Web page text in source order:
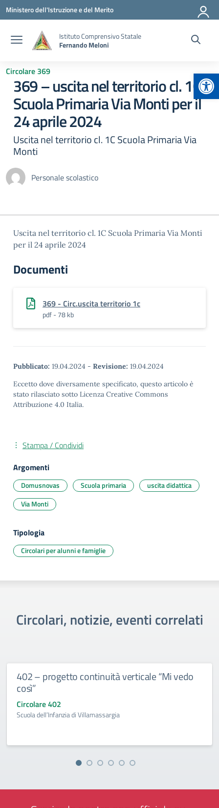
Vai ai contenuti
Vai al menu di navigazione
Vai al footer
Ministero dell'Istruzione e del Merito
Istituto Comprensivo Statale
Fernando Meloni
Circolare 369
369 – uscita nel territorio cl. 1C
Scuola Primaria Via Monti per il
24 aprile 2024
Uscita nel territorio cl. 1C Scuola Primaria Via
Monti
Personale scolastico
Uscita nel territorio cl. 1C Scuola Primaria Via Monti
per il 24 aprile 2024
Documenti
369 - Circ.uscita territorio 1c
pdf - 78 kb
Pubblicato: 19.04.2024 - Revisione: 19.04.2024
Eccetto dove diversamente specificato, questo articolo è
stato rilasciato sotto Licenza Creative Commons
Attribuzione 4.0 Italia.
Stampa / Condividi
Argomenti
Domusnovas Scuola primaria
uscita didattica
Via Monti
Tipologia
Circolari per alunni e famiglie
Circolari, notizie, eventi correlati
402 – progetto continuità verticale “Mi vedo
così”
Circolare 402
Scuola dell’Infanzia di Villamassargia